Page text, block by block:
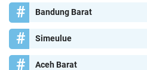
Bandung Barat
Simeulue
Aceh Barat